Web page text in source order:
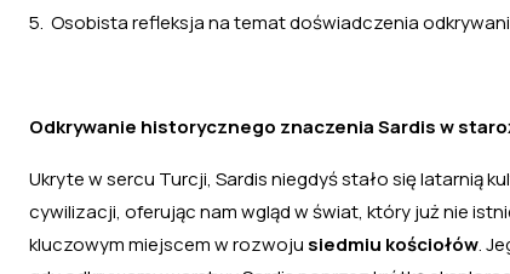
5. Osobista refleksja na temat doświadczenia
Odkrywanie historycznego znaczenia Sardis w
Ukryte w sercu Turcji, Sardis niegdyś stało się latarnią
cywilizacji, oferując nam wgląd w świat, który już nie
kluczowym miejscem w rozwoju siedmiu kościołów.